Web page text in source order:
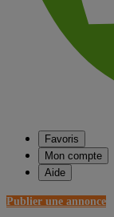
Favoris
Mon compte
Aide
Publier une annonce